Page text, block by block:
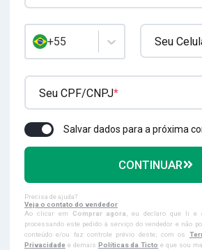
+55 Seu
Seu CPF/CNPJ*
Salvar dados para a próxima
CONTINUAR
Precisa de ajuda?
Veja o contato do vendedor
Ao clicar em
Comprar agora
, eu declaro que li e
processando este pedido à serviço do vendedor e não
conteúdo e/ou faz controle prévio deste; com os
Privacidade e demais Políticas da Ticto e que sou